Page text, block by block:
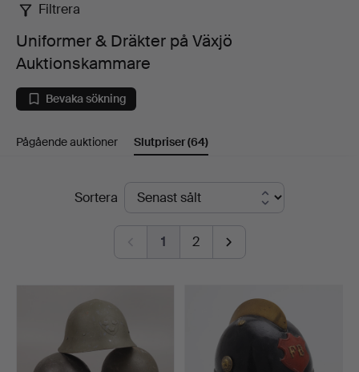
Uniformer
Dräkter
på
Auktionskammare
Filtrera
Uniformer & Dräkter på Växjö
Auktionskammare
Bevaka sökning
Pågående auktioner Slutpriser(64)
SlutpriserSortera
1 2